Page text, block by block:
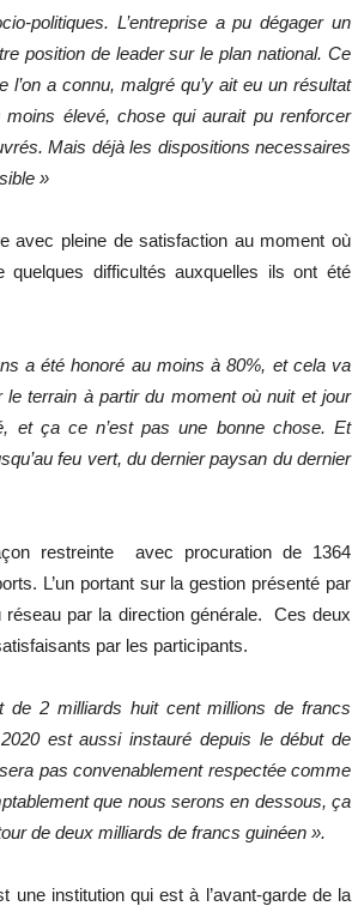
politiques. L’entreprise a pu dégager un
position de leader sur le plan national. Ce
a connu, malgré qu’y ait eu un résultat
élevé, chose qui aurait pu renforcer
Mais déjà les dispositions necessaires
»
avec pleine de satisfaction au moment où
difficultés auxquelles ils ont été
a été honoré au moins à 80%, et cela va
terrain à partir du moment où nuit et jour
et ça ce n’est pas une bonne chose. Et
feu vert, du dernier paysan du dernier
restreinte avec procuration de 1364
L’un portant sur la gestion présenté par
réseau par la direction générale. Ces deux
par les participants.
de 2 milliards huit cent millions de francs
est aussi instauré depuis le début de
pas convenablement respectée comme
que nous serons en dessous, ça
de deux milliards de francs guinéen ».
une institution qui est à l’avant-garde de la